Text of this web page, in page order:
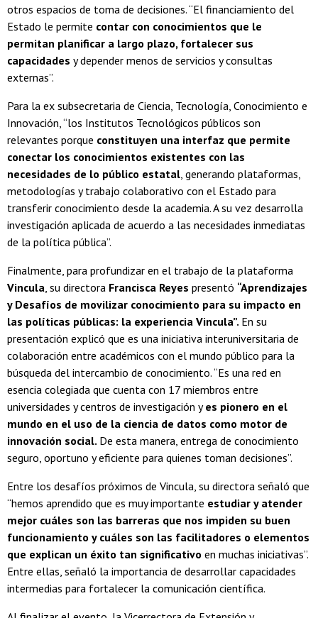
otros espacios de toma de decisiones. “El financiamiento del
Estado le permite contar con conocimientos que le
permitan planificar a largo plazo, fortalecer sus
capacidades y depender menos de servicios y consultas
externas”.
Para la ex subsecretaria de Ciencia, Tecnología, Conocimiento e
Innovación, “los Institutos Tecnológicos públicos son
relevantes porque constituyen una interfaz que permite
conectar los conocimientos existentes con las
necesidades de lo público estatal , generando plataformas,
metodologías y trabajo colaborativo con el Estado para
transferir conocimiento desde la academia. A su vez desarrolla
investigación aplicada de acuerdo a las necesidades inmediatas
de la política pública”.
Finalmente, para profundizar en el trabajo de la plataforma
Vincula , su directora Francisca Reyes presentó “Aprendizajes
y Desafíos de movilizar conocimiento para su impacto en
las políticas públicas: la experiencia Vincula”. En su
presentación explicó que es una iniciativa interuniversitaria de
colaboración entre académicos con el mundo público para la
búsqueda del intercambio de conocimiento. “Es una red en
esencia colegiada que cuenta con 17 miembros entre
universidades y centros de investigación yes pionero en el
mundo en el uso de la ciencia de datos como motor de
innovación social. De esta manera, entrega de conocimiento
seguro, oportuno y eficiente para quienes toman decisiones”.
Entre los desafíos próximos de Vincula, su directora señaló que
“hemos aprendido que es muy importante estudiar y atender
mejor cuáles son las barreras que nos impiden su buen
funcionamiento y cuáles son las facilitadores o elementos
que explican un éxito tan significativo en muchas iniciativas”.
Entre ellas, señaló la importancia de desarrollar capacidades
intermedias para fortalecer la comunicación científica.